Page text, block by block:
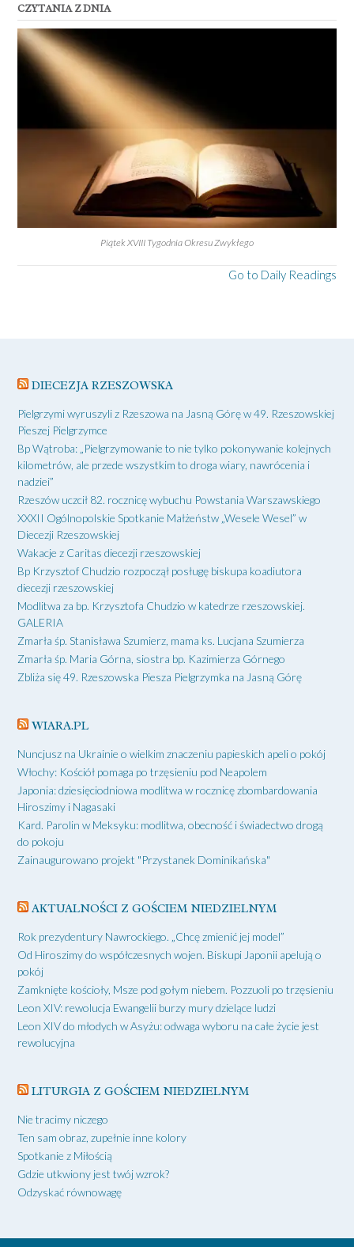
CZYTANIA Z DNIA
Piątek XVIII Tygodnia Okresu Zwykłego
Go to Daily Readings
DIECEZJA RZESZOWSKA
Pielgrzymi wyruszyli z Rzeszowa na Jasną Górę w 49. Rzeszowskiej
Pieszej Pielgrzymce
Bp Wątroba: „Pielgrzymowanie to nie tylko pokonywanie kolejnych
kilometrów, ale przede wszystkim to droga wiary, nawrócenia i
nadziei”
Rzeszów uczcił 82. rocznicę wybuchu Powstania Warszawskiego
XXXII Ogólnopolskie Spotkanie Małżeństw „Wesele Wesel” w
Diecezji Rzeszowskiej
Wakacje z Caritas diecezji rzeszowskiej
Bp Krzysztof Chudzio rozpoczął posługę biskupa koadiutora
diecezji rzeszowskiej
Modlitwa za bp. Krzysztofa Chudzio w katedrze rzeszowskiej.
GALERIA
Zmarła śp. Stanisława Szumierz, mama ks. Lucjana Szumierza
Zmarła śp. Maria Górna, siostra bp. Kazimierza Górnego
Zbliża się 49. Rzeszowska Piesza Pielgrzymka na Jasną Górę
WIARA.PL
Nuncjusz na Ukrainie o wielkim znaczeniu papieskich apeli o pokój
Włochy: Kościół pomaga po trzęsieniu pod Neapolem
Japonia: dziesięciodniowa modlitwa w rocznicę zbombardowania
Hiroszimy i Nagasaki
Kard. Parolin w Meksyku: modlitwa, obecność i świadectwo drogą
do pokoju
Zainaugurowano projekt "Przystanek Dominikańska"
AKTUALNOŚCI Z GOŚCIEM NIEDZIELNYM
Rok prezydentury Nawrockiego. „Chcę zmienić jej model”
Od Hiroszimy do współczesnych wojen. Biskupi Japonii apelują o
pokój
Zamknięte kościoły, Msze pod gołym niebem. Pozzuoli po trzęsieniu
Leon XIV: rewolucja Ewangelii burzy mury dzielące ludzi
Leon XIV do młodych w Asyżu: odwaga wyboru na całe życie jest
rewolucyjna
LITURGIA Z GOŚCIEM NIEDZIELNYM
Nie tracimy niczego
Ten sam obraz, zupełnie inne kolory
Spotkanie z Miłością
Gdzie utkwiony jest twój wzrok?
Odzyskać równowagę